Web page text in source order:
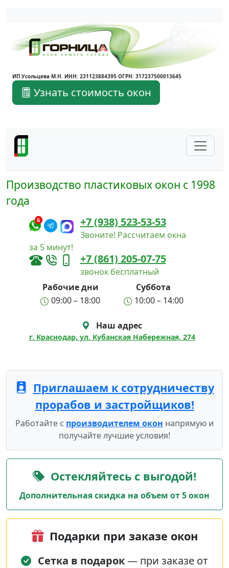
Написать в Max
Написать в Telegram
ИП Усольцева М.Н. ИНН: 231123884395 ОГРН: 317237500013645
Узнать стоимость окон
Производство пластиковых окон с 1998
года
6 +7 (938) 523-53-53
Звоните! Рассчитаем окна
за 5 минут!
+7 (861) 205-07-75
звонок бесплатный
Рабочие дни
Суббота
09:00 – 18:00
10:00 – 14:00
Наш адрес
г. Краснодар, ул. Кубанская Набережная, 274
Приглашаем к сотрудничеству
прорабов и застройщиков!
Работайте с производителем окон напрямую и
получайте лучшие условия!
Остекляйтесь с выгодой!
Дополнительная скидка на объем от 5 окон
Подарки при заказе окон
Сетка в подарок— при заказе от